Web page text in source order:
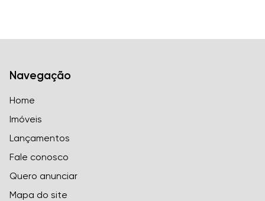
Navegação
Home
Imóveis
Lançamentos
Fale conosco
Quero anunciar
Mapa do site